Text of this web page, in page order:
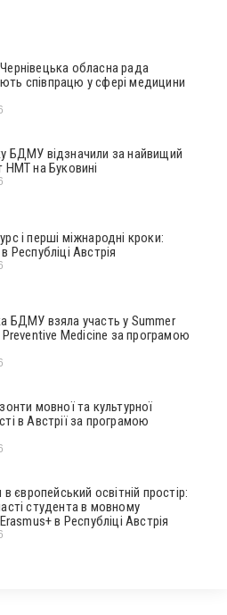
обласна рада
співпрацю у сфері медицини
БДМУ відзначили за найвищий
НМТ на Буковині
і перші міжнародні кроки:
Республіці Австрія
БДМУ взяла участь у Summer
Medicine за програмою
мовної та культурної
в Австрії за програмою
в європейський освітній простір:
студента в мовному
в Республіці Австрія